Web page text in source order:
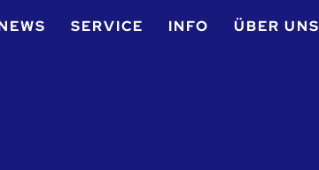
SERVICE INFO ÜBER UNS